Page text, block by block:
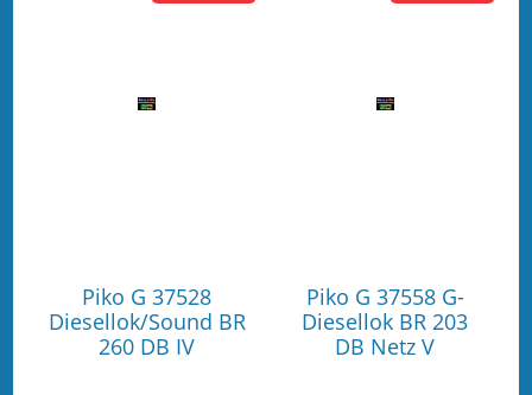
Piko G 37528
Diesellok/Sound BR
260 DB IV
Piko G 37558 G-
Diesellok BR 203
DB Netz V